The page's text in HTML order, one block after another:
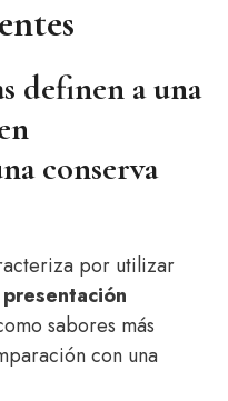
definen a una
conserva
por utilizar
presentación
sabores más
con una